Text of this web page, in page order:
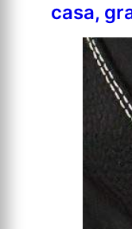
casa,